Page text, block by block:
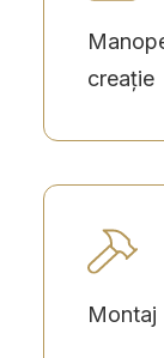
creație
Montaj